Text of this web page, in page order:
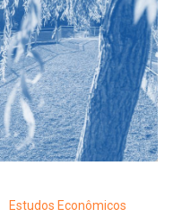
Estudos Econômicos